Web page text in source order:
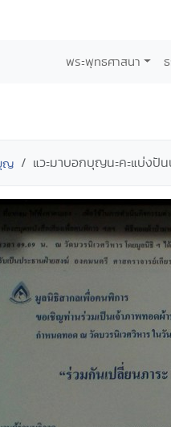
พระพุทธศาสนา
ญ แวะมาบอกบุญนะคะแบ่งปั